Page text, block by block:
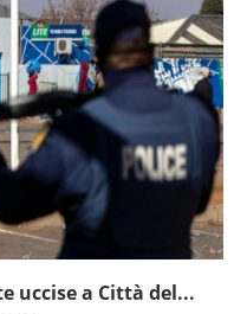
uccise a Città del...